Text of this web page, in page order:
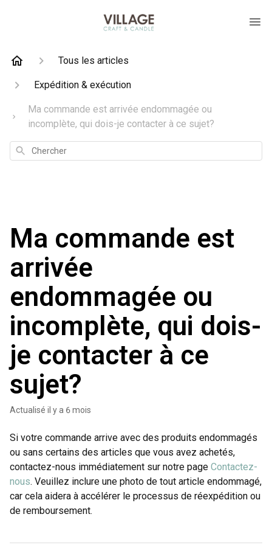
Tous les articles
Expédition & exécution
Ma commande est arrivée endommagée ou
incomplète, qui dois-je contacter à ce sujet?
Chercher
Ma commande est
arrivée
endommagée ou
incomplète, qui dois-
je contacter à ce
sujet?
Actualisé il y a 6 mois
Si votre commande arrive avec des produits endommagés
ou sans certains des articles que vous avez achetés,
contactez-nous immédiatement sur notre page Contactez-
nous. Veuillez inclure une photo de tout article endommagé,
car cela aidera à accélérer le processus de réexpédition ou
de remboursement.